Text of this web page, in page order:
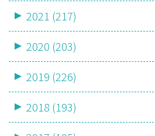
2021 (217)
2020 (203)
2019 (226)
2018 (193)